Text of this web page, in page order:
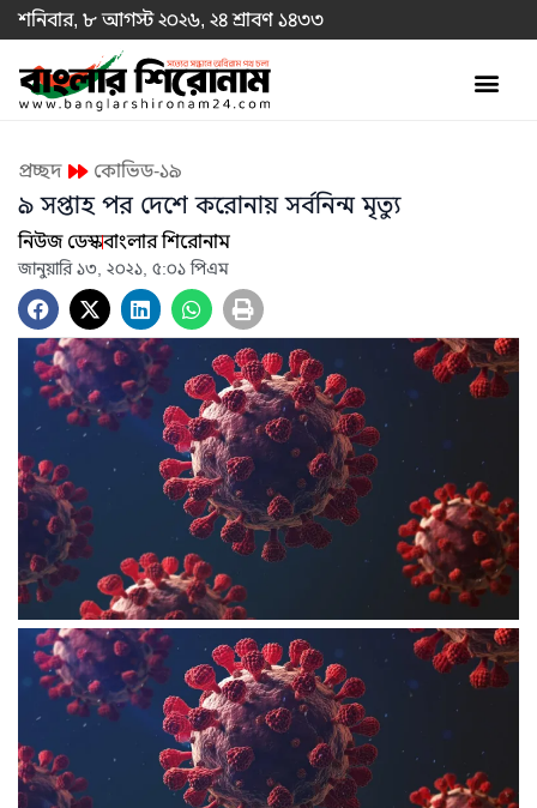
শনিবার, ৮ আগস্ট ২০২৬, ২৪ শ্রাবণ ১৪৩৩
প্রচ্ছদ কোভিড-১৯
৯ সপ্তাহ পর দেশে করোনায় সর্বনিন্ম মৃত্যু
নিউজ ডেস্কবাংলার শিরোনাম
জানুয়ারি ১৩, ২০২১, ৫:০১ পিএম